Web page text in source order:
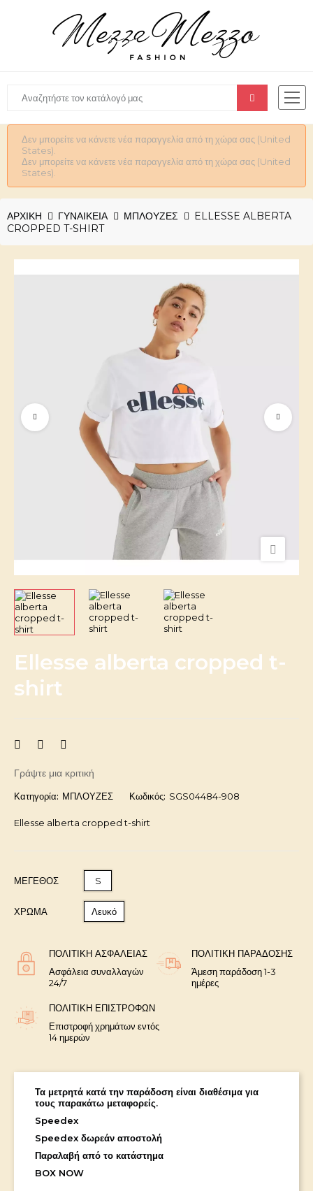
Δεν μπορείτε να κάνετε νέα παραγγελία από τη χώρα σας (United
States).
Δεν μπορείτε να κάνετε νέα παραγγελία από τη χώρα σας (United
States).
ΑΡΧΙΚΉ ΓΥΝΑΙΚΕΊΑ ΜΠΛΟΥΖΕΣ
ELLESSE ALBERTA
CROPPED T-SHIRT
Ellesse alberta cropped t-
shirt
Γράψτε μια κριτική
Κατηγορία: ΜΠΛΟΥΖΕΣ Κωδικός: SGS04484-908
Ellesse alberta cropped t-shirt
ΜΈΓΕΘΟΣ S
ΧΡΩΜΑ Λευκό
ΠΟΛΙΤΙΚΉ ΑΣΦΑΛΕΊΑΣ
Ασφάλεια συναλλαγών
24/7
ΠΟΛΙΤΙΚΉ ΠΑΡΆΔΟΣΗΣ
Άμεση παράδοση 1-3
ημέρες
ΠΟΛΙΤΙΚΉ ΕΠΙΣΤΡΟΦΏΝ
Επιστροφή χρημάτων εντός
14 ημερών
Τα μετρητά κατά την παράδοση είναι διαθέσιμα για
τους παρακάτω μεταφορείς.
Speedex
Speedex δωρεάν αποστολή
Παραλαβή από το κατάστημα
BOX NOW